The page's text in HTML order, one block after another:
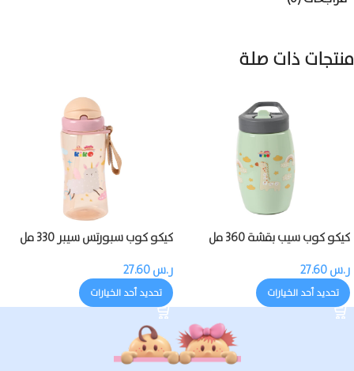
منتجات ذات صلة
كيكو كوب سيب بقشة 360 مل
ر.س
تحديد أحد الخيارات
كيكو كوب سبورتس سيبر 330 مل
ر.س
تحديد أحد الخيارات